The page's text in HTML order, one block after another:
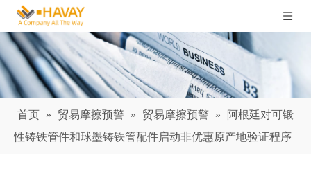
首页 » 贸易摩擦预警 » 贸易摩擦预警 »
阿根廷对可锻
性铸铁管件和球墨铸铁管配件启动非优惠原产地验证程序